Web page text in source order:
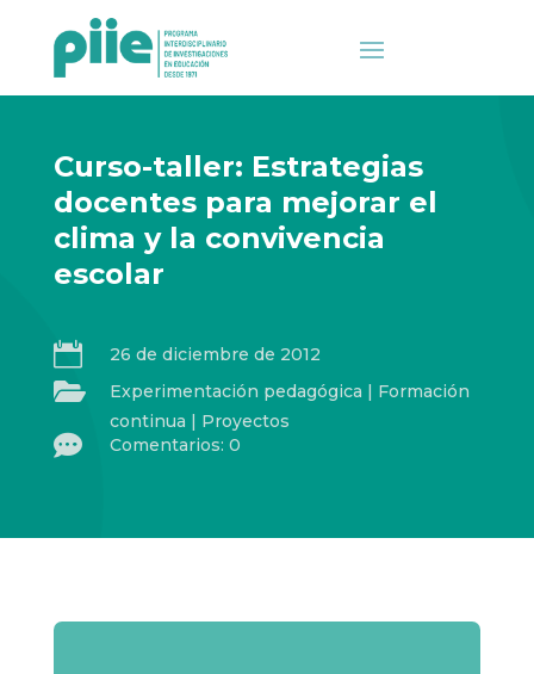
Curso-taller: Estrategias
docentes para mejorar el
clima y la convivencia
escolar
 26 de diciembre de 2012
 Experimentación pedagógica | Formación
continua | Proyectos
 Comentarios: 0